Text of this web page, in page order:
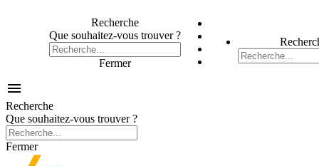
Recherche
Que souhaitez-vous trouver ?
Fermer

Recherche
Que souhaitez-vous trouver ?
Fermer